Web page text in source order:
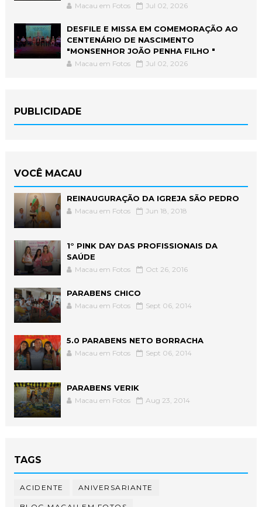
Macau em Fotos Jul 02, 2026
DESFILE E MISSA EM COMEMORAÇÃO AO
CENTENÁRIO DE NASCIMENTO
"MONSENHOR JOÃO PENHA FILHO "
Macau em Fotos Jul 02, 2026
PUBLICIDADE
VOCÊ MACAU
REINAUGURAÇÃO DA IGREJA SÃO PEDRO
Macau em Fotos Jun 18, 2018
1° PINK DAY DAS PROFISSIONAIS DA
SAÚDE
Macau em Fotos Oct 26, 2016
PARABENS CHICO
Macau em Fotos Sept 06, 2014
5.0 PARABENS NETO BORRACHA
Macau em Fotos Sept 06, 2014
PARABENS VERIK
Macau em Fotos Aug 23, 2014
TAGS
ACIDENTE ANIVERSARIANTE